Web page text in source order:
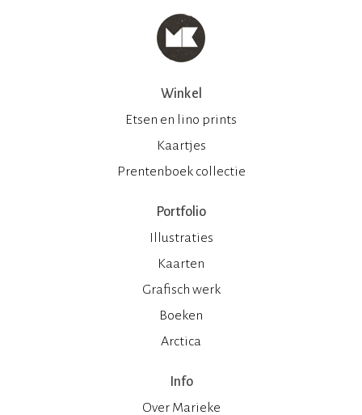
Winkel
Etsen en lino prints
Kaartjes
Prentenboek collectie
Portfolio
Illustraties
Kaarten
Grafisch werk
Boeken
Arctica
Info
Over Marieke